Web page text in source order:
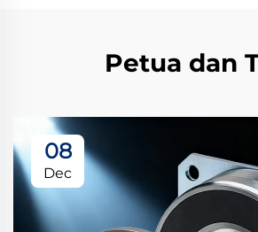
Petua dan
08
Dec